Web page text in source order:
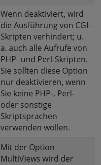
Wenn deaktiviert, wird
die Ausführung von CGI-
Skripten verhindert; u.
a. auch alle Aufrufe von
PHP- und Perl-Skripten.
Sie sollten diese Option
nur deaktivieren, wenn
Sie keine PHP-, Perl-
oder sonstige
Skriptsprachen
verwenden wollen.
Mit der Option
MultiViews wird der